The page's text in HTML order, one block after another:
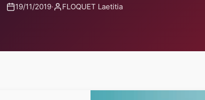
19/11/2019· FLOQUET Laetitia